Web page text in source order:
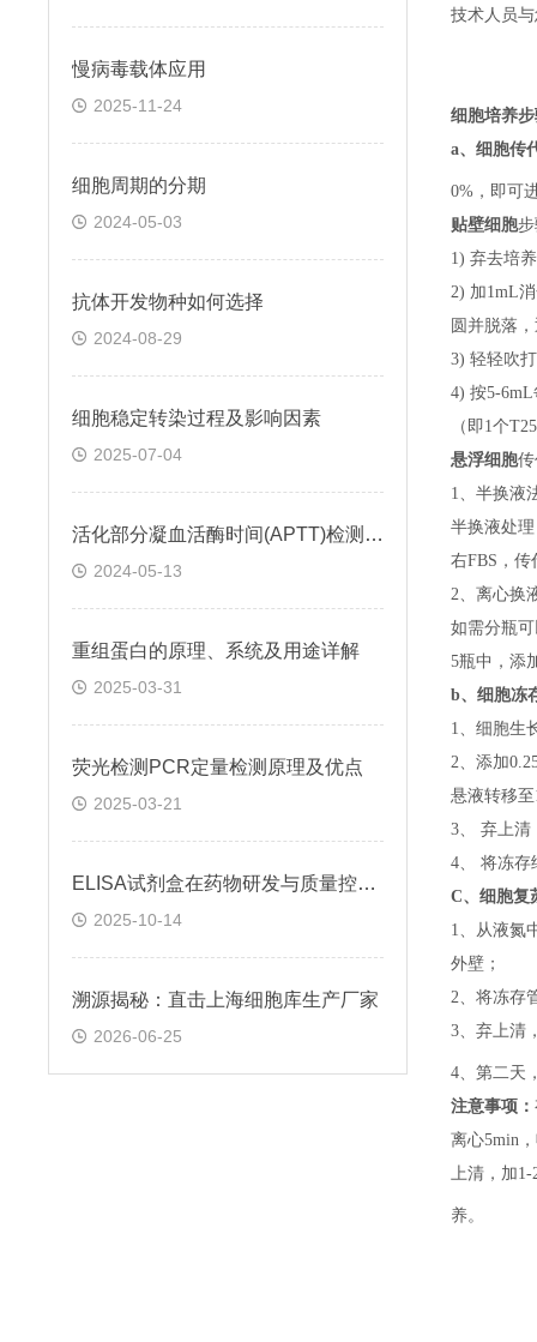
慢病毒载体应用
2025-11-24
细胞周期的分期
2024-05-03
抗体开发物种如何选择
2024-08-29
细胞稳定转染过程及影响因素
2025-07-04
活化部分凝血活酶时间(APTT)检测试剂盒 (鞣花酸凝固法)
2024-05-13
重组蛋白的原理、系统及用途详解
2025-03-31
荧光检测PCR定量检测原理及优点
2025-03-21
ELISA试剂盒在药物研发与质量控制中的应用实践
2025-10-14
溯源揭秘：直击上海细胞库生产厂家
2026-06-25
技术人员
细胞培养
a、 细胞传
0%，即可
贴壁细胞
1) 弃去培
2) 加1mL
圆并脱落
3) 轻轻吹
4) 按5-
（即1个
悬浮细胞
1、半换液
半换液处
右FBS，
2、离心换
如需分瓶
5瓶中，添
b、 细胞冻
1、细胞生
2、添加
悬液转移
3、 弃上清
4、 将冻存
C、 细胞复
1、 从液氮
外壁；
2、 将冻存
3、 弃上清
4、 第二天
注意事项：
离心5min，
上清，加1-
养。